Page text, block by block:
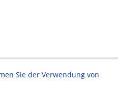
Sie der Verwendung von